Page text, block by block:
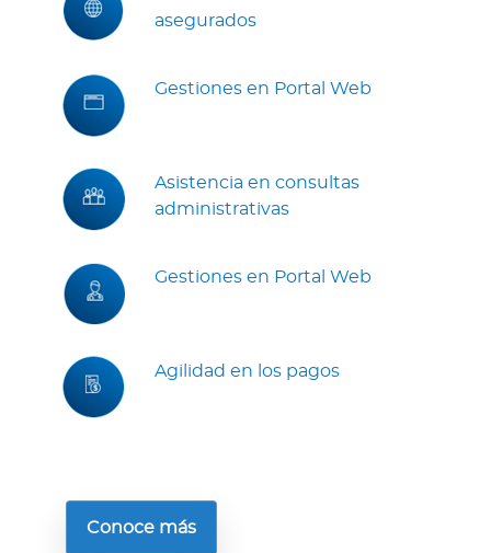
asegurados
Gestiones en Portal Web
Asistencia en consultas
administrativas
Gestiones en Portal Web
Agilidad en los pagos
Conoce más